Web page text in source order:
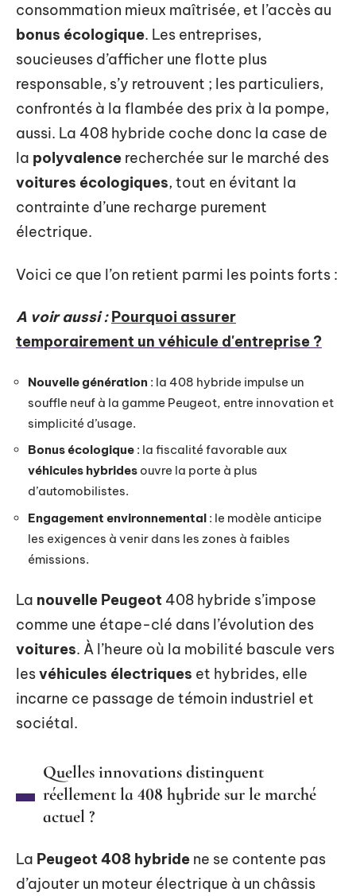
consommation mieux maîtrisée, et l’accès au
bonus écologique. Les entreprises,
soucieuses d’afficher une flotte plus
responsable, s’y retrouvent ; les particuliers,
confrontés à la flambée des prix à la pompe,
aussi. La 408 hybride coche donc la case de
la polyvalence recherchée sur le marché des
voitures écologiques, tout en évitant la
contrainte d’une recharge purement
électrique.
Voici ce que l’on retient parmi les points forts :
A voir aussi : Pourquoi assurer
temporairement un véhicule d'entreprise ?
Nouvelle génération : la 408 hybride impulse un
souffle neuf à la gamme Peugeot, entre innovation et
simplicité d’usage.
Bonus écologique : la fiscalité favorable aux
véhicules hybrides ouvre la porte à plus
d’automobilistes.
Engagement environnemental : le modèle anticipe
les exigences à venir dans les zones à faibles
émissions.
La nouvelle Peugeot 408 hybride s’impose
comme une étape-clé dans l’évolution des
voitures. À l’heure où la mobilité bascule vers
lesvéhicules électriques et hybrides, elle
incarne ce passage de témoin industriel et
sociétal.
Quelles innovations distinguent
réellement la 408 hybride sur le marché
actuel ?
La Peugeot 408 hybride ne se contente pas
d’ajouter un moteur électrique à un châssis